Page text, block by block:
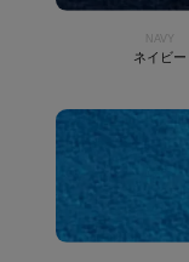
NAVY
ネイビー